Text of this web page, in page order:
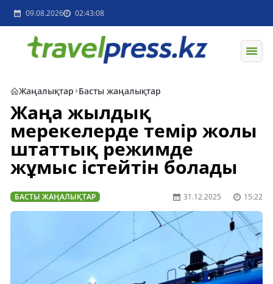
09.08.2026 02:43:08
Жаңалықтар Басты жаңалықтар
Жаңа жылдық
мерекелерде темір жолы
штаттық режимде
жұмыс істейтін болады
БАСТЫ ЖАҢАЛЫҚТАР 31.12.2025 15:22